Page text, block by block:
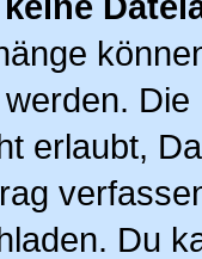
erlaubt,
Du